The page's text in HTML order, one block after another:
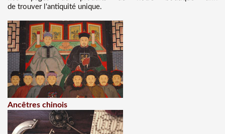
de trouver l'antiquité unique.
Ancêtres chinois